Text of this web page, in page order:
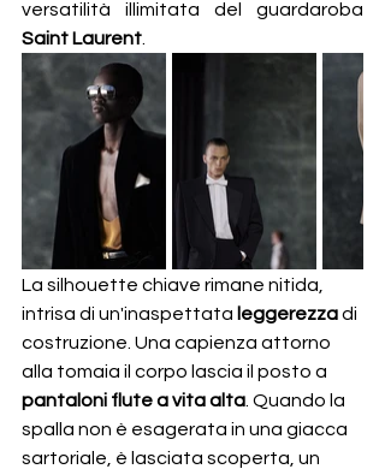
Saint Laurent
La silhouette chiave rimane nitida,
intrisa di un'inaspettata leggerezza di
costruzione. Una capienza attorno
alla tomaia il corpo lascia il posto a
pantaloni flute a vita alta . Quando la
spalla non è esagerata in una giacca
sartoriale, è lasciata scoperta, un